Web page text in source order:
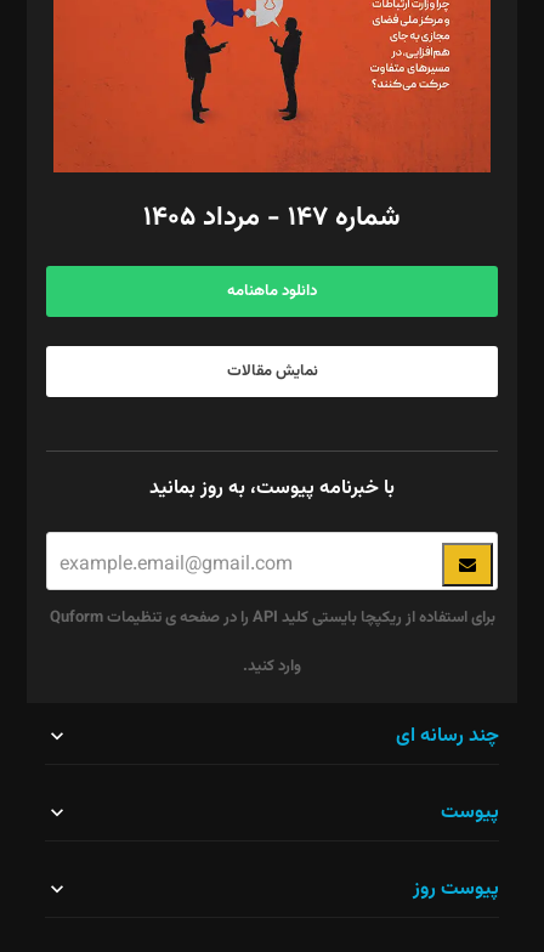
طراح یونیفرم: مجید توکلی
فیلمبرداری و عکاسی: امیر شفیعی، مانی لطفی زاده
گرافیک و صفحه‌آرایی: سید‌سبحان‌علی ثابت
مد‌یر توسعه تجاری: کامبیز برید‌
امور مالی: شاپور رهبری، محمد‌ کاظمی‌نیا
آگهی و مشترکین: ۰۹۱۹۹۹۹۰۴۵۴
شماره ۱۴۷ - مرداد ۱۴۰۵
دانلود ماهنامه
نمایش مقالات
با خبرنامه پیوست، به روز بمانید
برای استفاده از ریکپچا بایستی کلید API را در صفحه ی تنظیمات Quform
وارد کنید.
نباید
چند رسانه ای
پیوست
پیوست روز